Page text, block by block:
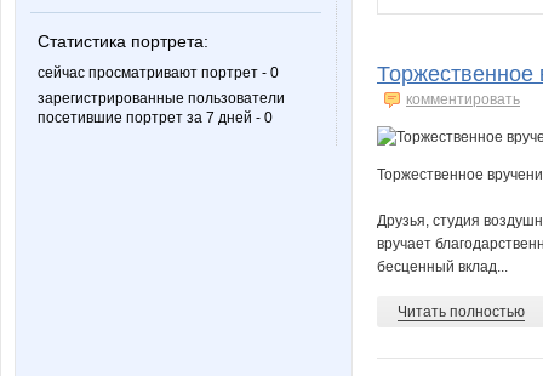
Статистика портрета:
сейчас просматривают портрет - 0
зарегистрированные пользователи
посетившие портрет за 7 дней - 0
Торжественное
комментировать
Торжественное
Друзья, студия
вручает
бесценный вклад...
Читать полностью